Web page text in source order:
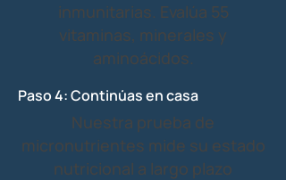
inmunitarias. Evalúa 55
vitaminas, minerales y
aminoácidos.
Paso 4: Continúas en casa
Nuestra prueba de
micronutrientes mide su estado
nutricional a largo plazo